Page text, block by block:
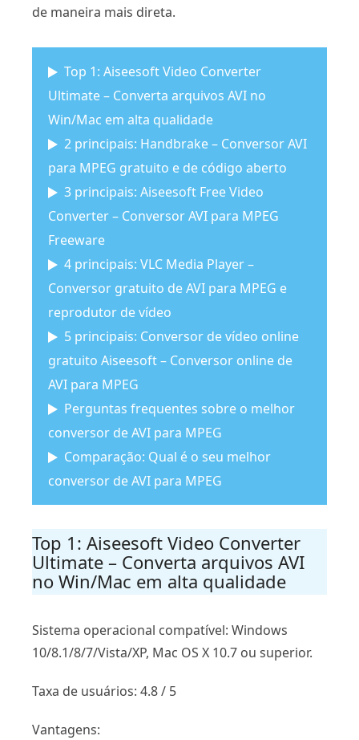
de maneira mais direta.
Top 1: Aiseesoft Video Converter
Ultimate – Converta arquivos AVI no
Win/Mac em alta qualidade
2 principais: Handbrake – Conversor AVI
para MPEG gratuito e de código aberto
3 principais: Aiseesoft Free Video
Converter – Conversor AVI para MPEG
Freeware
4 principais: VLC Media Player –
Conversor gratuito de AVI para MPEG e
reprodutor de vídeo
5 principais: Conversor de vídeo online
gratuito Aiseesoft – Conversor online de
AVI para MPEG
Perguntas frequentes sobre o melhor
conversor de AVI para MPEG
Comparação: Qual é o seu melhor
conversor de AVI para MPEG
Top 1: Aiseesoft Video Converter
Ultimate – Converta arquivos AVI
no Win/Mac em alta qualidade
Sistema operacional compatível: Windows
10/8.1/8/7/Vista/XP, Mac OS X 10.7 ou superior.
Taxa de usuários: 4.8 / 5
Vantagens: